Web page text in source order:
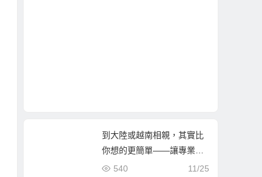
到大陸或越南相親，其實比
你想的更簡單——讓專業團
隊陪你找到真心伴侶
11/25
540